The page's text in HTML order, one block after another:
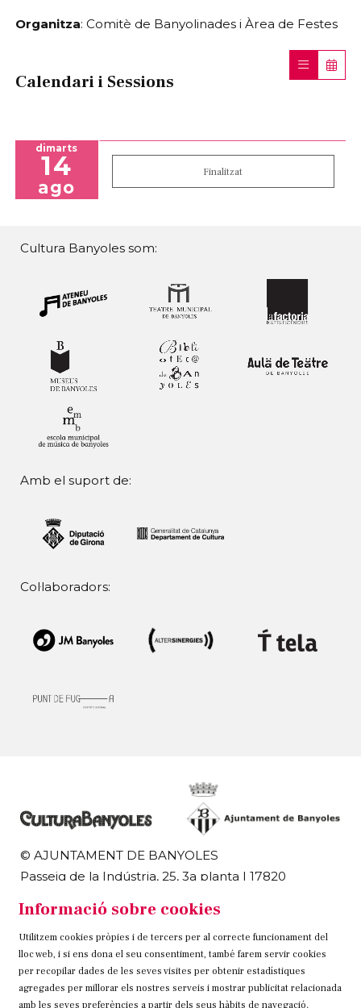
Organitza: Comitè de Banyolinades i Àrea de Festes
Calendari i Sessions
dimarts
14
ago
Finalitzat
Cultura Banyoles som:
Amb el suport de:
Col·laboradors:
© AJUNTAMENT DE BANYOLES
Passeig de la Indústria, 25, 3a planta | 17820
972 58 18 48 | 972 57 00 50
Sitemap Avís Legal Ús de Cookies Contacteu
Link a instagram
Link a twitter
Link a facebook
Informació sobre cookies
Utilitzem cookies pròpies i de tercers per al correcte funcionament del
lloc web, i si ens dona el seu consentiment, també farem servir cookies
per recopilar dades de les seves visites per obtenir estadístiques
agregades per millorar els nostres serveis i mostrar publicitat relacionada
amb les seves preferències a partir dels seus hàbits de navegació.